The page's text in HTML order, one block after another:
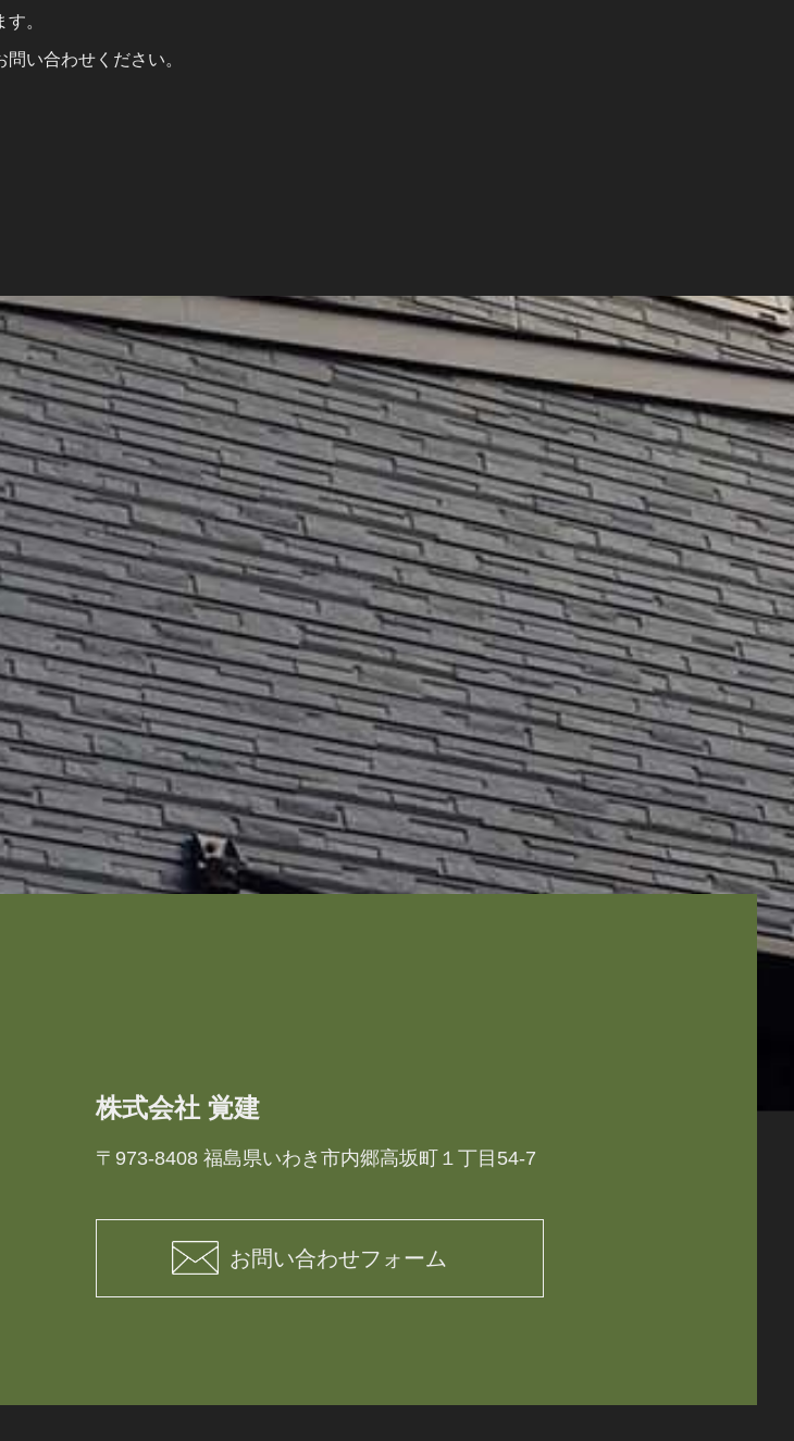
。
い合わせください。
株式会社 覚建
〒973-8408 福島県いわき市内郷高坂町１丁目54-7
お問い合わせフォーム